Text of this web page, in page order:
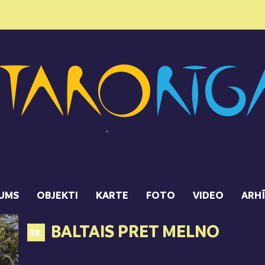
OBJEKTI KARTE FOTO VIDEO
38. BALTAIS PRET MELNO